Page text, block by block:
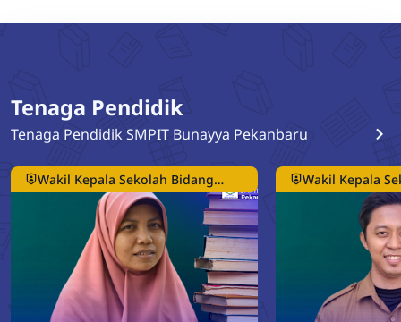
Tenaga Pendidik
Tenaga Pendidik SMPIT Bunayya Pekanbaru
Wakil Kepala Sekolah Bidang
Kurikulum
Wakil Kepala
Qur'an